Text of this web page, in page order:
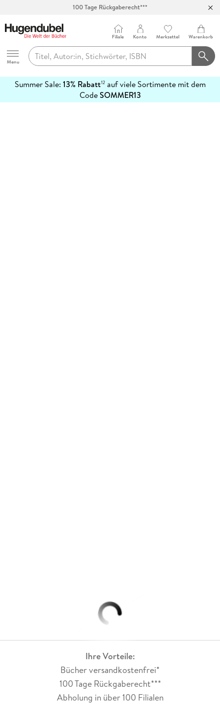
100 Tage Rückgaberecht***
Hugendubel
Menu
Filiale Konto Merkzettel Warenkorb
Summer Sale: 13% Rabatt12auf viele Sortimente mit dem
CodeSOMMER13
erfahren
Ihre Vorteile:
Bücher versandkostenfrei*
100 Tage Rückgaberecht***
Abholung in über 100 Filialen